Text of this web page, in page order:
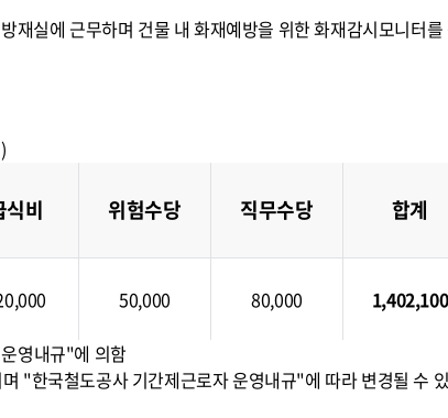
방재실에 근무하며 건물 내 화재예방을 위한 화재감시모니터
식비 위험수당 직무수당 합계
50,000 80,000 1,402,100
영내규"에 의함
"한국철도공사 기간제근로자 운영내규"에 따라 변경될 수